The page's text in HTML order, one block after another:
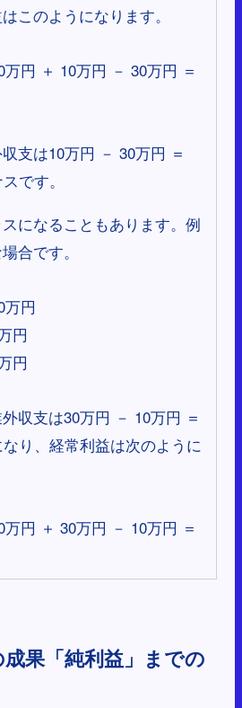
このようになります。
円 ＋ 10万円 － 30万円 ＝
支は10万円 － 30万円 ＝
です。
になることもあります。例
合です。
円
円
円
収支は30万円 － 10万円 ＝
り、経常利益は次のように
円 ＋ 30万円 － 10万円 ＝
果「純利益」までの